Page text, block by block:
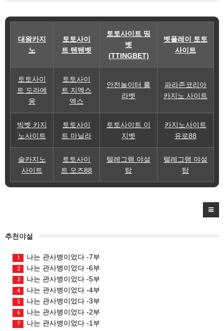
대왕카지
노
토토사이
트 텐텐벳
토토사이트 띵
벳
(TTINGBET)
벳플레이 토토
사이트
토토사이
트 도라에
몽
토토사이
트 지엑스
엑스
안전놀이터 룰
라벳
파라존코리아
카지노 사이트
빅벳 카지
노사이트
토토사이
트 마닐라
토토사이트 이
지벳
카지노사이트
유로88
솔카지노
사이트
토토사이
트 오즈88
텔레그램 야설
탑
텔레그램 야설
탑
추천야설
1 나는 관사병이었다 -7부
2 나는 관사병이었다 -6부
3 나는 관사병이었다 -5부
4 나는 관사병이었다 -4부
5 나는 관사병이었다 -3부
6 나는 관사병이었다 -2부
7 나는 관사병이었다 -1부